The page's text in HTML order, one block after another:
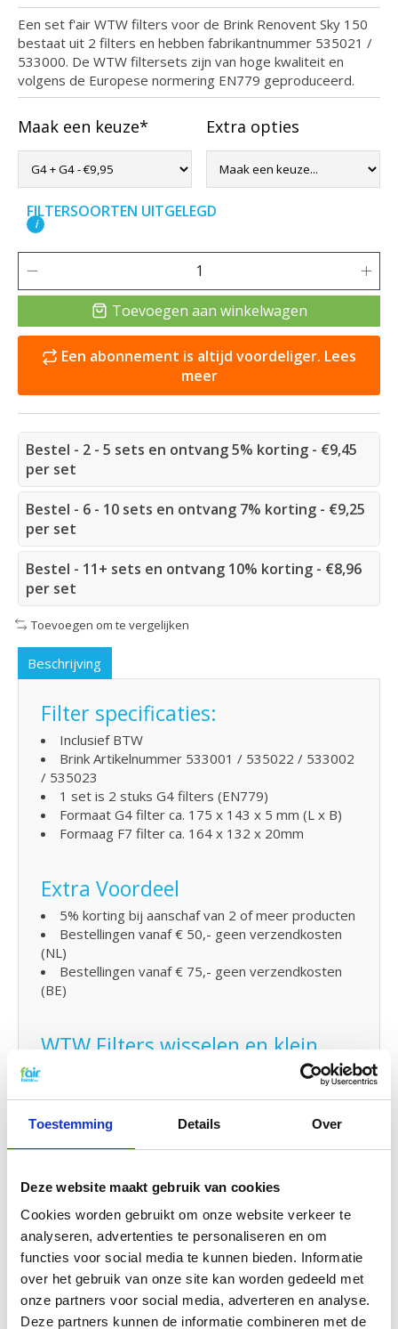
Toestemming Details Over
Deze website maakt gebruik van cookies
Cookies worden gebruikt om onze website verkeer te
analyseren, advertenties te personaliseren en om
functies voor social media te kunnen bieden. Informatie
over het gebruik van onze site kan worden gedeeld met
onze partners voor social media, adverteren en analyse.
Deze partners kunnen de informatie combineren met de
Een set f'air WTW filters voor de Brink Renovent Sky 150
bestaat uit 2 filters en hebben fabrikantnummer 535021 /
533000. De WTW filtersets zijn van hoge kwaliteit en
volgens de Europese normering EN779 geproduceerd.
Maak een keuze* Extra opties
FILTERSOORTEN UITGELEGD
i
Toevoegen aan winkelwagen
Een abonnement is altijd voordeliger. Lees
meer
Bestel - 2 - 5 sets en ontvang 5% korting - €9,45
per set
Bestel - 6 - 10 sets en ontvang 7% korting - €9,25
per set
Bestel - 11+ sets en ontvang 10% korting - €8,96
per set
Toevoegen om te vergelijken
Beschrijving
Filter specificaties:
Inclusief BTW
Brink Artikelnummer 533001 / 535022 / 533002
/ 535023
1 set is 2 stuks G4 filters (EN779)
Formaat G4 filter ca. 175 x 143 x 5 mm (L x B)
Formaag F7 filter ca. 164 x 132 x 20mm
Extra Voordeel
5% korting bij aanschaf van 2 of meer producten
Bestellingen vanaf € 50,- geen verzendkosten
(NL)
Bestellingen vanaf € 75,- geen verzendkosten
(BE)
WTW Filters wisselen en klein
De WTW filters van fairair voor de Brink Renovent
Sky 150 kunt u eenvoudig zelf vervangen en in uw
WTW unit plaatsen. Bekijk hiervoor
handleidingom uw WTW filter te vervangen. U kunt
uw systeem tussendoormet probiotica
reinigen.
G4 Kwaliteit voor een G3 prijs
f'air G3 filters hebben een afvang van 92%. De
afvang van G3 filters moet volgens de gestelde